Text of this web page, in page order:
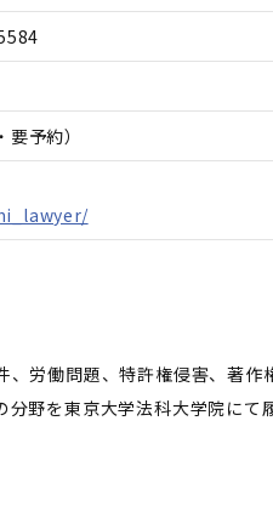
予約）
労働問題、特許権侵害、著
野を東京大学法科大学院にて